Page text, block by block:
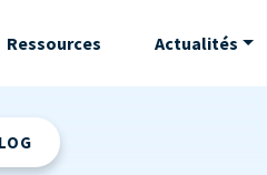
Ressources Actualités